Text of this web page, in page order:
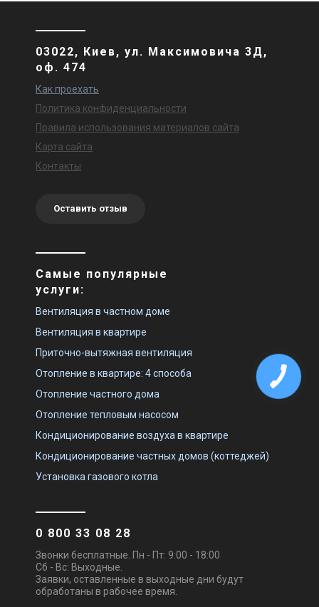
03022, Киев, ул. Максимовича 3Д,
оф. 474
Как проехать
Политика конфиденциальности
Правила использования материалов сайта
Карта сайта
Контакты
Оставить отзыв
Самые популярные
услуги:
Вентиляция в частном доме
Вентиляция в квартире
Приточно-вытяжная вентиляция
Отопление в квартире: 4 способа
Отопление частного дома
Отопление тепловым насосом
Кондиционирование воздуха в квартире
Кондиционирование частных домов (коттеджей)
Установка газового котла
0 800 33 08 28
Звонки бесплатные. Пн - Пт: 9:00 - 18:00
Сб - Вс: Выходные.
Заявки, оставленные в выходные дни будут
обработаны в рабочее время.